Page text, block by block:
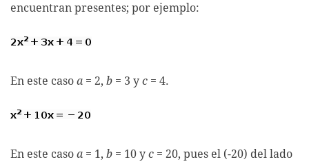
encuentran presentes; por ejemplo:
En este caso a = 2, b = 3 y c = 4.
En este caso a = 1, b = 10 y c = 20, pues el (-20) del lado